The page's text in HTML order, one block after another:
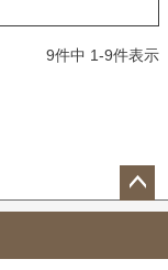
9件中 1-9件表示
ペー
ップ